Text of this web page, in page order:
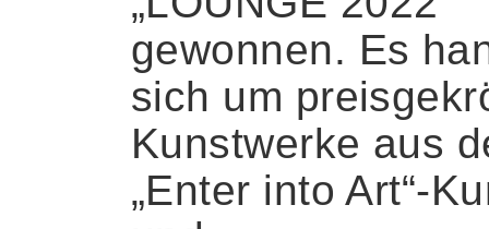
gewonnen. Es
sich um
Kunstwerke aus
„Enter into Art“-